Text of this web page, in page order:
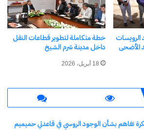
نسخ الرابط
الأضحى
خطة متكاملة لتطوير قطاعات النقل
داخل مدينة شرم الشيخ
18 أبريل، 2026
تفاهم بشأن الوجود الروسي في قاعدتي حميميم